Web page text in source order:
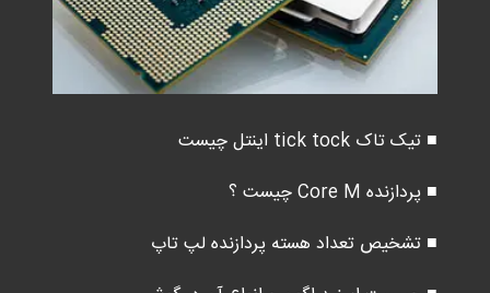
■ تیک تاک tick tock اینتل چیست
■ پردازنده Core M چیست ؟
■ تشخیص تعداد هسته پردازنده لپ تاپ